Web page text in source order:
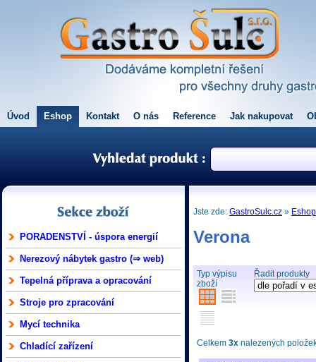
Úvod Eshop Kontakt O nás Reference Jak nakupovat
PORADENSTVÍ - úspora energií
Nerezový nábytek gastro (⇒ web)
Tepelná příprava a opracování
Stroje pro zpracování
Mycí technika
Chladící zařízení
Jste zde:GastroSulc.cz » Eshop
Verona
Typ výpisu
zboží
Řadit produkty
Celkem3x nalezených